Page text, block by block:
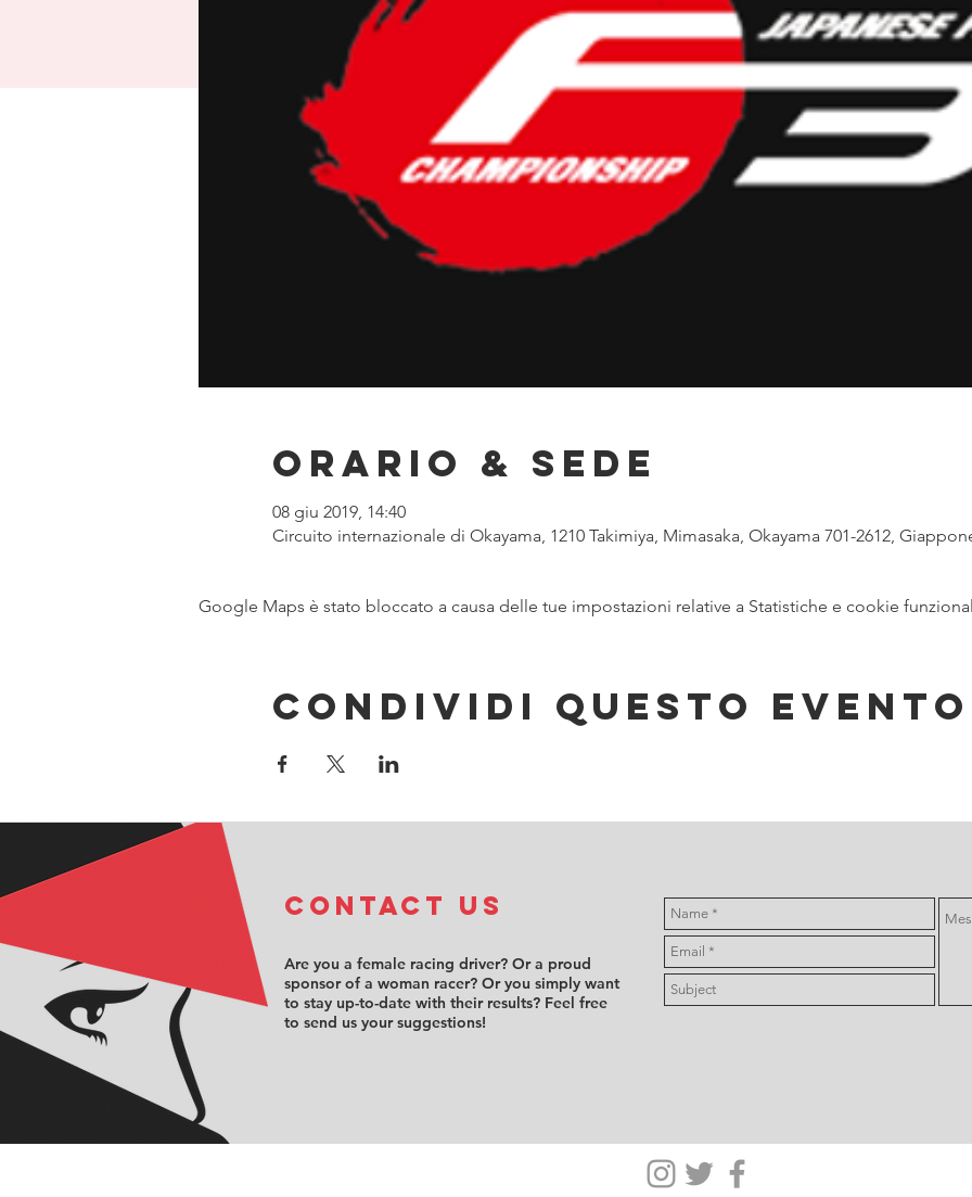
Orario & Sede
08 giu 2019, 14:40
Circuito internazionale di Okayama, 1210 Takimiya, Mimasaka, Okayama 701-2612,
Google Maps è stato bloccato a causa delle tue impostazioni relative a Statistiche e cookie
Condividi questo evento
COntact us
Are you a female racing driver? Or a proud
sponsor of a woman racer? Or you simply want
to stay up-to-date with their results? Feel free
to send us your suggestions!